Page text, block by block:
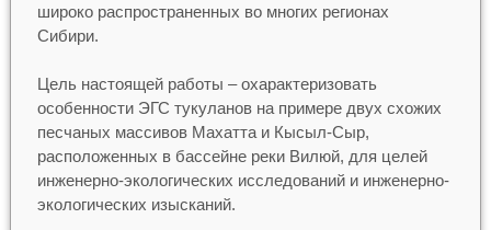
широко распространенных во многих регионах
Сибири.
Цель настоящей работы – охарактеризовать
особенности ЭГС тукуланов на примере двух схожих
песчаных массивов Махатта и Кысыл-Сыр,
расположенных в бассейне реки Вилюй, для целей
инженерно-экологических исследований и инженерно-
экологических изысканий.